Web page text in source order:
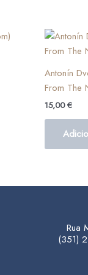
Antonín
From The
15,00€
Rua
(351)